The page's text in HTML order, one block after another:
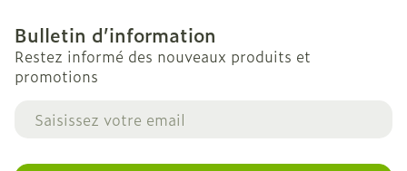
Bulletin d’information
Restez informé des nouveaux produits et
promotions
Adresse mail